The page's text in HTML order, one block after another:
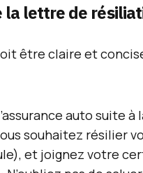
la lettre de
être claire et
auto suite à
souhaitez résilier
et joignez votre